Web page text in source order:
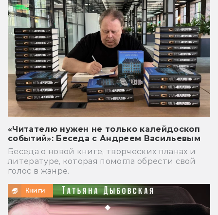
«Читателю нужен не только калейдоскоп
событий»: Беседа с Андреем Васильевым
Беседа о новой книге, творческих планах и
литературе, которая помогла обрести свой
голос в жанре.
Книги